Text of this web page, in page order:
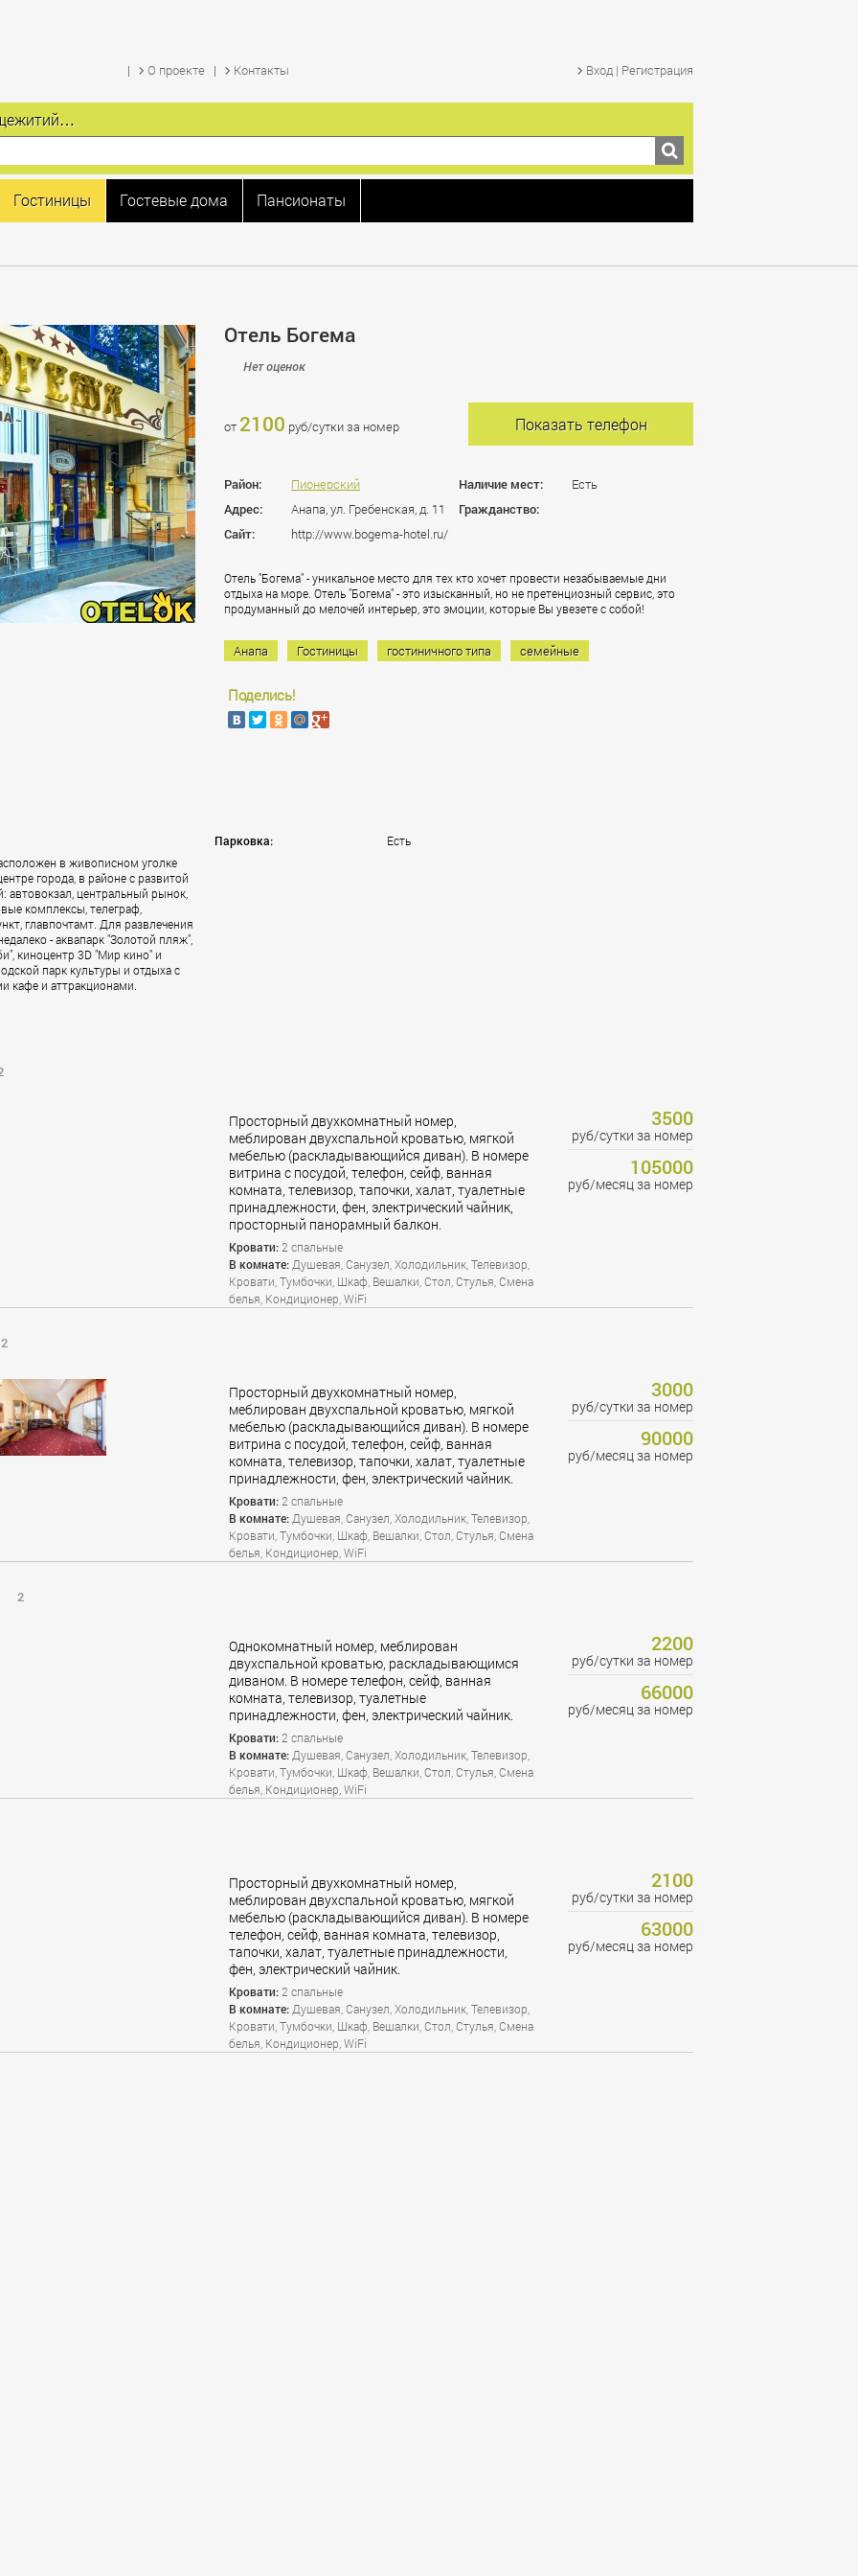
О проекте Контакты
Гостиницы Гостевые дома Пансионаты
Вход | Регистрация
Отель Богема
Нет оценок
от 2100 руб/сутки за номер Показать телефон
Район: Пионерский Наличие мест:
Есть
Адрес:
Анапа, ул. Гребенская, д. 11
Гражданство:
Сайт:
http://www.bogema-hotel.ru/
Отель "Богема" - уникальное место для тех кто хочет провести незабываемые дни
отдыха на море. Отель "Богема" - это изысканный, но не претенциозный сервис, это
продуманный до мелочей интерьер, это эмоции, которые Вы увезете с собой!
Анапа Гостиницы гостиничного типа семейные
Поделись!
Парковка:
Есть
в живописном уголке
города, в районе с развитой
автовокзал, центральный рынок,
комплексы, телеграф,
главпочтамт. Для развлечения
- аквапарк "Золотой пляж",
киноцентр 3D "Мир кино" и
парк культуры и отдыха с
кафе и аттракционами.
Просторный двухкомнатный номер,
меблирован двухспальной кроватью, мягкой
мебелью (раскладывающийся диван). В номере
витрина с посудой, телефон, сейф, ванная
комната, телевизор, тапочки, халат, туалетные
принадлежности, фен, электрический чайник,
просторный панорамный балкон.
Кровати:2 спальные
В комнате: Душевая, Санузел, Холодильник, Телевизор,
Кровати, Тумбочки, Шкаф, Вешалки, Стол, Стулья, Смена
белья, Кондиционер, WiFi
3500
руб/сутки за номер
105000
руб/месяц за номер
2
Просторный двухкомнатный номер,
меблирован двухспальной кроватью, мягкой
мебелью (раскладывающийся диван). В номере
витрина с посудой, телефон, сейф, ванная
комната, телевизор, тапочки, халат, туалетные
принадлежности, фен, электрический чайник.
Кровати:2 спальные
В комнате: Душевая, Санузел, Холодильник, Телевизор,
Кровати, Тумбочки, Шкаф, Вешалки, Стол, Стулья, Смена
белья, Кондиционер, WiFi
3000
руб/сутки за номер
90000
руб/месяц за номер
2
Однокомнатный номер, меблирован
двухспальной кроватью, раскладывающимся
диваном. В номере телефон, сейф, ванная
комната, телевизор, туалетные
принадлежности, фен, электрический чайник.
Кровати:2 спальные
В комнате: Душевая, Санузел, Холодильник, Телевизор,
Кровати, Тумбочки, Шкаф, Вешалки, Стол, Стулья, Смена
белья, Кондиционер, WiFi
2200
руб/сутки за номер
66000
руб/месяц за номер
Просторный двухкомнатный номер,
меблирован двухспальной кроватью, мягкой
мебелью (раскладывающийся диван). В номере
телефон, сейф, ванная комната, телевизор,
тапочки, халат, туалетные принадлежности,
фен, электрический чайник.
Кровати:2 спальные
В комнате: Душевая, Санузел, Холодильник, Телевизор,
Кровати, Тумбочки, Шкаф, Вешалки, Стол, Стулья, Смена
белья, Кондиционер, WiFi
2100
руб/сутки за номер
63000
руб/месяц за номер